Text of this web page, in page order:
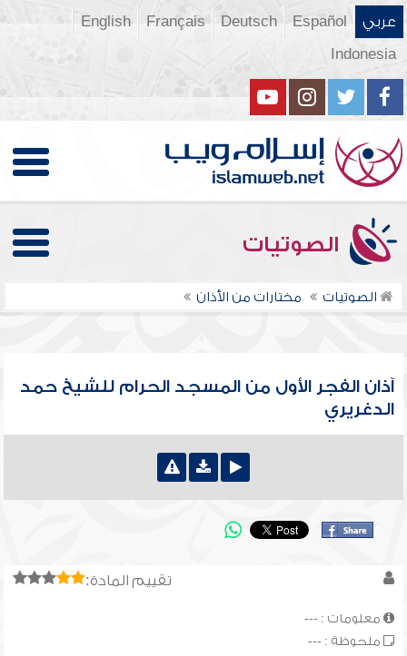
عربي Español
Deutsch
Français
English
Indonesia
الصوتيات
الصوتيات مختارات من الأذان
آذان الفجر الأول من المسجد الحرام للشيخ حمد
الدغريري
تقييم المادة:
معلومات : ---
ملحوظة : ---